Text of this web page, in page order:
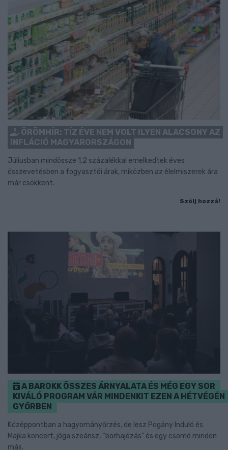
ÖRÖMHÍR: TÍZ ÉVE NEM VOLT ILYEN ALACSONY AZ
INFLÁCIÓ MAGYARORSZÁGON
Júliusban mindössze 1,2 százalékkal emelkedtek éves
összevetésben a fogyasztói árak, miközben az élelmiszerek ára
már csökkent.
Szólj hozzá!
A BAROKK ÖSSZES ÁRNYALATA ÉS MÉG EGY SOR
KIVÁLÓ PROGRAM VÁR MINDENKIT EZEN A HÉTVÉGÉN
GYŐRBEN
Középpontban a hagyományőrzés, de lesz Pogány Induló és
Majka koncert, jóga szeánsz, “borhajózás” és egy csomó minden
más.